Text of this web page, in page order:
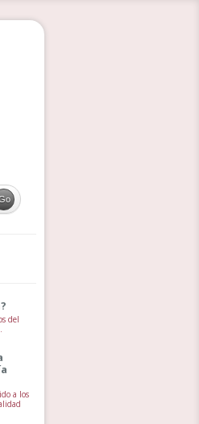
del
a los